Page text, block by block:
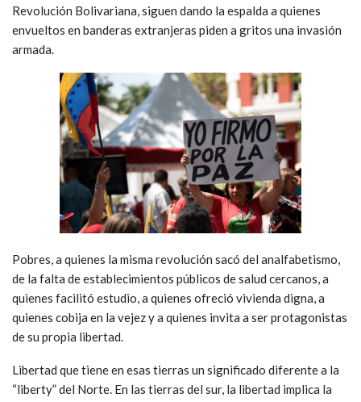
Revolución Bolivariana, siguen dando la espalda a quienes
envueltos en banderas extranjeras piden a gritos una invasión
armada.
Pobres, a quienes la misma revolución sacó del analfabetismo,
de la falta de establecimientos públicos de salud cercanos, a
quienes facilitó estudio, a quienes ofreció vivienda digna, a
quienes cobija en la vejez y a quienes invita a ser protagonistas
de su propia libertad.
Libertad que tiene en esas tierras un significado diferente a la
“liberty” del Norte. En las tierras del sur, la libertad implica la